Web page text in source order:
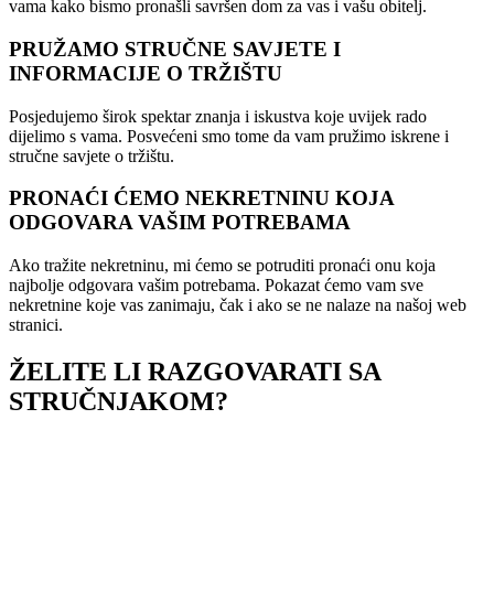
vama kako bismo pronašli savršen dom za vas i vašu obitelj.
PRUŽAMO STRUČNE SAVJETE I
INFORMACIJE O TRŽIŠTU
Posjedujemo širok spektar znanja i iskustva koje uvijek rado
dijelimo s vama. Posvećeni smo tome da vam pružimo iskrene i
stručne savjete o tržištu.
PRONAĆI ĆEMO NEKRETNINU KOJA
ODGOVARA VAŠIM POTREBAMA
Ako tražite nekretninu, mi ćemo se potruditi pronaći onu koja
najbolje odgovara vašim potrebama. Pokazat ćemo vam sve
nekretnine koje vas zanimaju, čak i ako se ne nalaze na našoj web
stranici.
ŽELITE LI RAZGOVARATI SA
STRUČNJAKOM?